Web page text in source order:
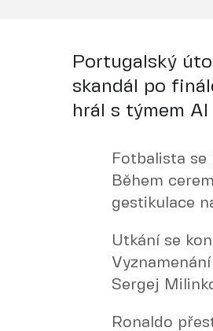
Portugalský
skandál po
hrál s týmem Al
Fotbalista se
Během
gestikulace
Utkání se
Sergej
Ronaldo